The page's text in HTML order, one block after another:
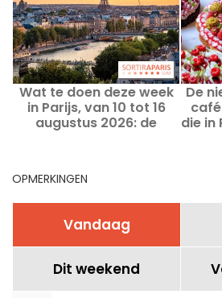
Wat te doen deze week
in Parijs, van 10 tot 16
augustus 2026: de
De
die in
OPMERKINGEN
Vandaag
Dit weekend